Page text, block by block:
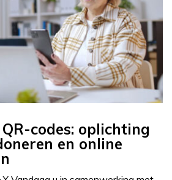
codes: oplichting
en online